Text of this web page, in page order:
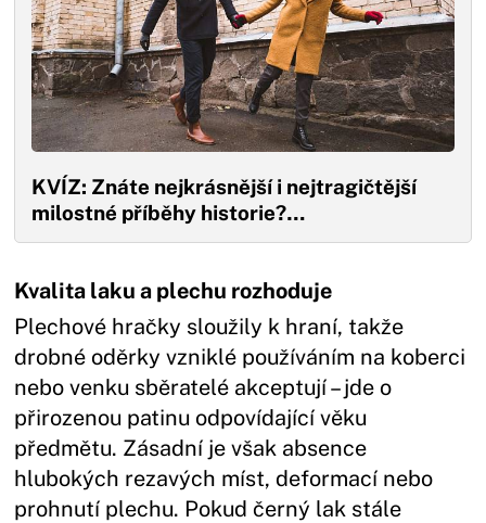
KVÍZ: Znáte nejkrásnější i nejtragičtější
milostné příběhy historie?…
Kvalita laku a plechu rozhoduje
Plechové hračky sloužily k hraní, takže
drobné oděrky vzniklé používáním na koberci
nebo venku sběratelé akceptují – jde o
přirozenou patinu odpovídající věku
předmětu. Zásadní je však absence
hlubokých rezavých míst, deformací nebo
prohnutí plechu. Pokud černý lak stále